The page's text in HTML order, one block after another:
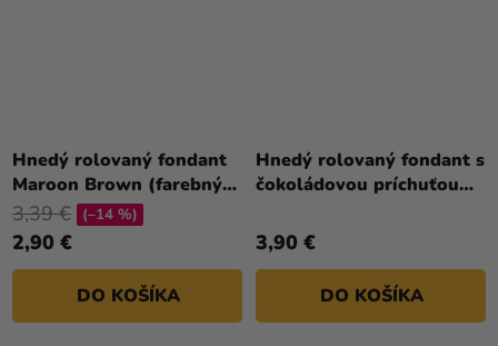
Hnedý rolovaný fondant
Maroon Brown (farebný
fondán) 250 g
2,90 €
3,39 € (–14 %)
DO KOŠÍKA
Hnedý rolovaný fondant s
čokoládovou príchuťou
3,90 €
DO KOŠÍKA